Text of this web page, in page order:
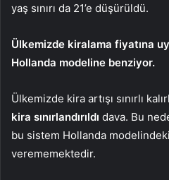
yaş sınırı da 21’e düşürüldü.
Ülkemizde kiralama fiyatına
Hollanda modeline benziyor.
Ülkemizde kira artışı sınırlı
kira sınırlandırıldı dava. Bu
bu sistem Hollanda
verememektedir.